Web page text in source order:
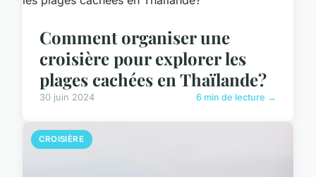
Comment organiser une
croisière pour explorer les
plages cachées en Thaïlande?
30 juin 2024 6 min de lecture →
CROISIÈRE